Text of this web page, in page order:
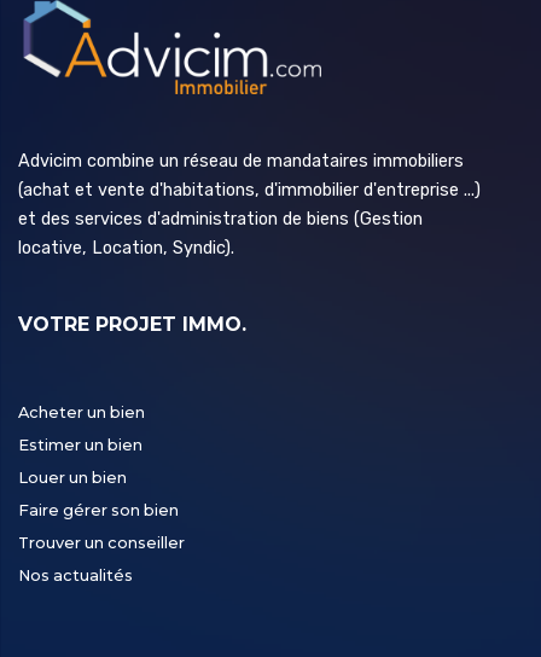
Advicim combine un réseau de mandataires immobiliers
(achat et vente d'habitations, d'immobilier d'entreprise ...)
et des services d'administration de biens (Gestion
locative, Location, Syndic).
VOTRE PROJET IMMO.
Acheter un bien
Estimer un bien
Louer un bien
Faire gérer son bien
Trouver un conseiller
Nos actualités